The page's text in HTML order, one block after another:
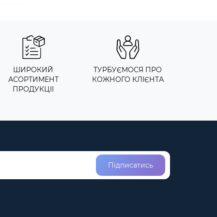
ШИРОКИЙ
АСОРТИМЕНТ
ПРОДУКЦІІ
ТУРБУЄМОСЯ ПРО
КОЖНОГО КЛІЄНТА
Підписатись